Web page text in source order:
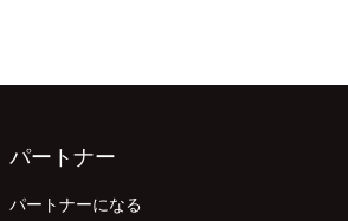
パートナー
パートナーになる